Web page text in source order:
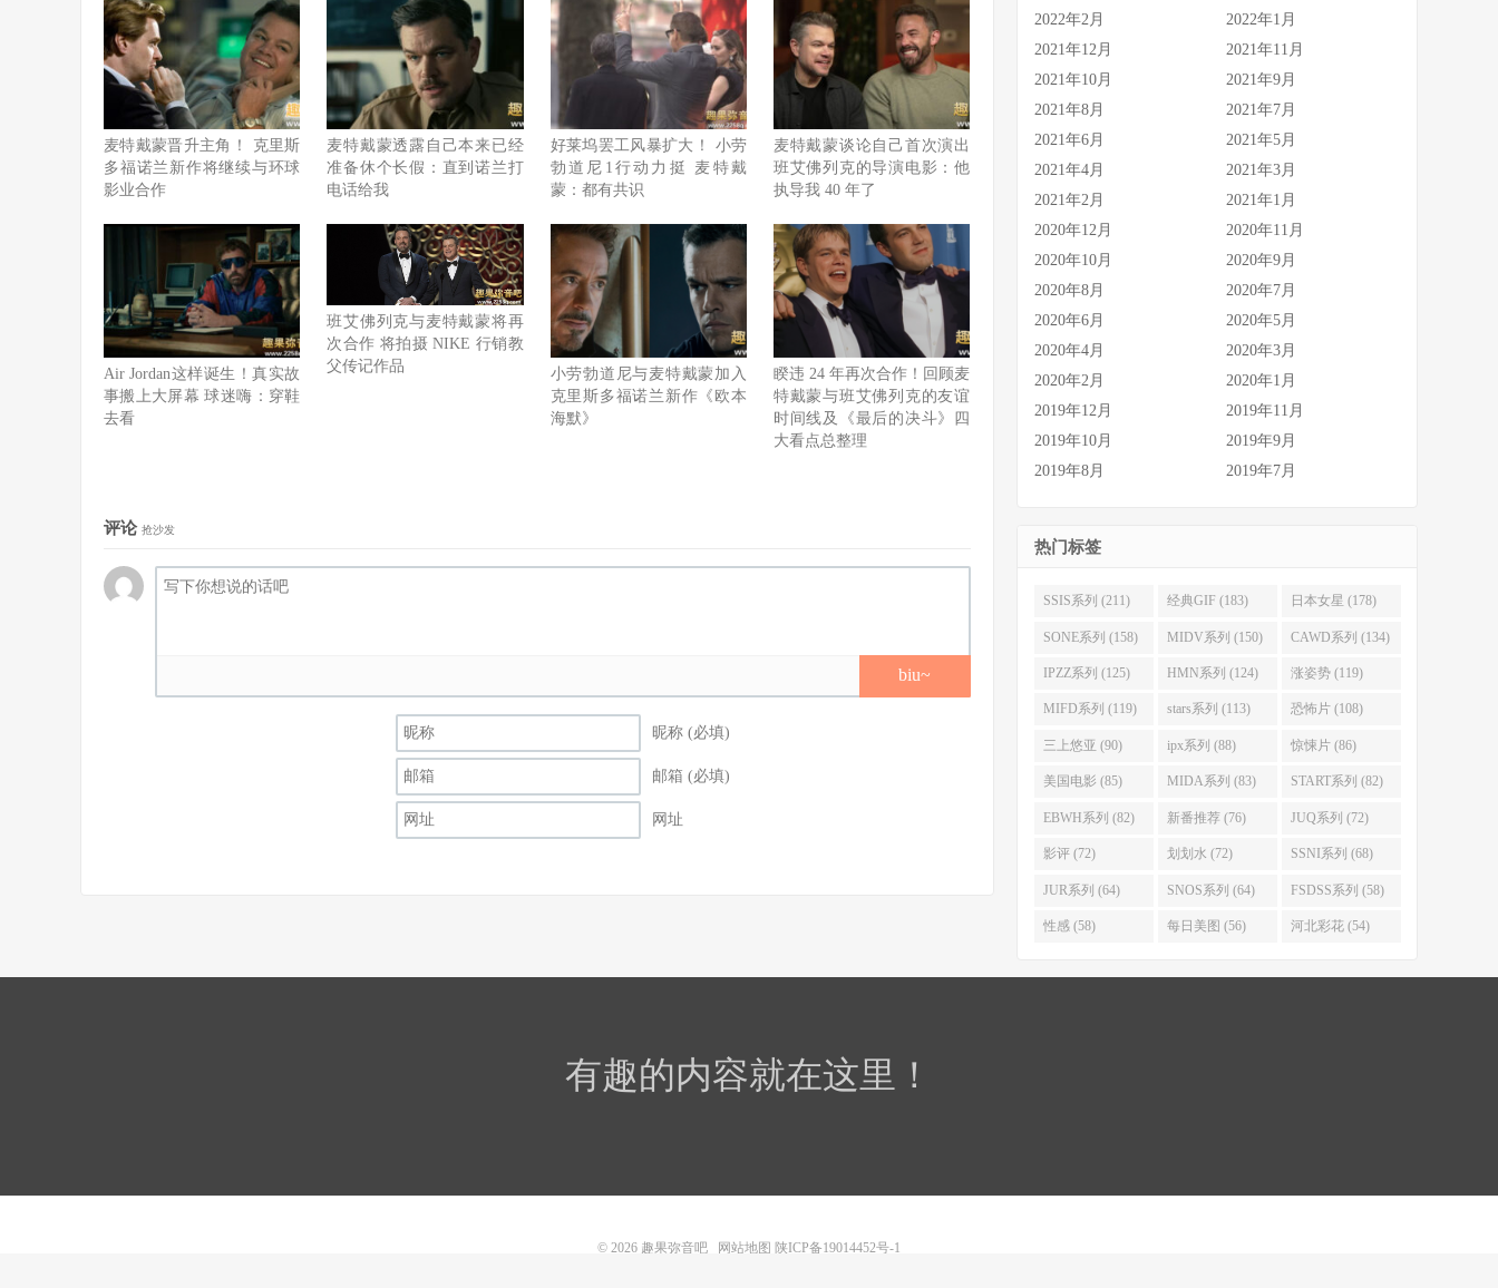
麦特戴蒙晋升主角！ 克里斯
多福诺兰新作将继续与环球
影业合作
麦特戴蒙透露自己本来已经
准备休个长假：直到诺兰打
电话给我
好莱坞罢工风暴扩大！ 小劳
勃道尼1行动力挺 麦特戴
蒙：都有共识
麦特戴蒙谈论自己首次演出
班艾佛列克的导演电影：他
执导我 40 年了
Air Jordan这样诞生！真实故
事搬上大屏幕 球迷嗨：穿鞋
去看
班艾佛列克与麦特戴蒙将再
次合作 将拍摄 NIKE 行销教
父传记作品
小劳勃道尼与麦特戴蒙加入
克里斯多福诺兰新作《欧本
海默》
睽违 24 年再次合作！回顾麦
特戴蒙与班艾佛列克的友谊
时间线及《最后的决斗》四
大看点总整理
评论 抢沙发
biu~
昵称 (必填)
邮箱 (必填)
网址
2022年2月
2022年1月
2021年12月
2021年11月
2021年10月
2021年9月
2021年8月
2021年7月
2021年6月
2021年5月
2021年4月
2021年3月
2021年2月
2021年1月
2020年12月
2020年11月
2020年10月
2020年9月
2020年8月
2020年7月
2020年6月
2020年5月
2020年4月
2020年3月
2020年2月
2020年1月
2019年12月
2019年11月
2019年10月
2019年9月
2019年8月
2019年7月
热门标签
SSIS系列 (211) 经典GIF (183) 日本女星 (178)
SONE系列 (158) MIDV系列 (150) CAWD系列 (134)
IPZZ系列 (125) HMN系列 (124) 涨姿势 (119)
MIFD系列 (119) stars系列 (113) 恐怖片 (108)
三上悠亚 (90) ipx系列 (88) 惊悚片 (86)
美国电影 (85) MIDA系列 (83) START系列 (82)
EBWH系列 (82) 新番推荐 (76) JUQ系列 (72)
影评 (72) 划划水 (72) SSNI系列 (68)
JUR系列 (64) SNOS系列 (64) FSDSS系列 (58)
性感 (58) 每日美图 (56) 河北彩花 (54)
有趣的内容就在这里！
© 2026 趣果弥音吧 网站地图 陕ICP备19014452号-1